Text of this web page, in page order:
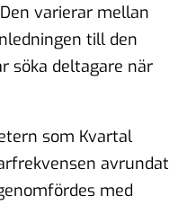
varierar mellan
till den
söka deltagare när
som Kvartal
avrundat
med